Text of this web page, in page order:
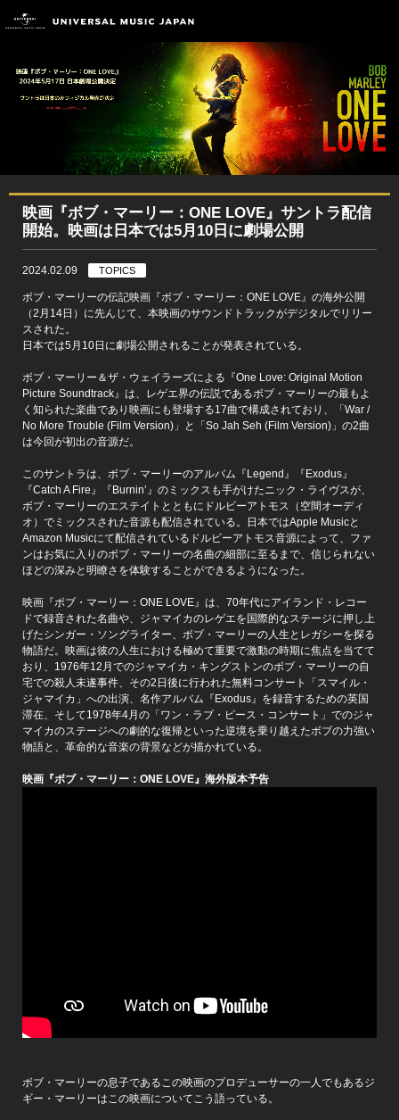
映画『ボブ・マーリー：ONE LOVE』サントラ配信
開始。映画は日本では5月10日に劇場公開
2024.02.09 TOPICS
ボブ・マーリーの伝記映画『ボブ・マーリー：ONE LOVE』の海外公開
（2月14日）に先んじて、本映画のサウンドトラックがデジタルでリリー
スされた。
日本では5月10日に劇場公開されることが発表されている。
ボブ・マーリー＆ザ・ウェイラーズによる『One Love: Original Motion
Picture Soundtrack』は、レゲエ界の伝説であるボブ・マーリーの最もよ
く知られた楽曲であり映画にも登場する17曲で構成されており、「War /
No More Trouble (Film Version)」と「So Jah Seh (Film Version)」の2曲
は今回が初出の音源だ。
このサントラは、ボブ・マーリーのアルバム『Legend』『Exodus』
『Catch A Fire』『Burnin’』のミックスも手がけたニック・ライヴスが、
ボブ・マーリーのエステイトとともにドルビーアトモス（空間オーディ
オ）でミックスされた音源も配信されている。日本ではApple Musicと
Amazon Musicにて配信されているドルビーアトモス音源によって、ファ
ンはお気に入りのボブ・マーリーの名曲の細部に至るまで、信じられない
ほどの深みと明瞭さを体験することができるようになった。
映画『ボブ・マーリー：ONE LOVE』は、70年代にアイランド・レコー
ドで録音された名曲や、ジャマイカのレゲエを国際的なステージに押し上
げたシンガー・ソングライター、ボブ・マーリーの人生とレガシーを探る
物語だ。映画は彼の人生における極めて重要で激動の時期に焦点を当てて
おり、1976年12月でのジャマイカ・キングストンのボブ・マーリーの自
宅での殺人未遂事件、その2日後に行われた無料コンサート「スマイル・
ジャマイカ」への出演、名作アルバム『Exodus』を録音するための英国
滞在、そして1978年4月の「ワン・ラブ・ピース・コンサート」でのジャ
マイカのステージへの劇的な復帰といった逆境を乗り越えたボブの力強い
物語と、革命的な音楽の背景などが描かれている。
映画『ボブ・マーリー：ONE LOVE』海外版本予告
ボブ・マーリーの息子であるこの映画のプロデューサーの一人でもあるジ
ギー・マーリーはこの映画についてこう語っている。